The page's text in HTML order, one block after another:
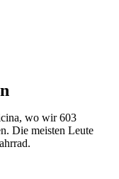
wo wir 603
Die meisten Leute